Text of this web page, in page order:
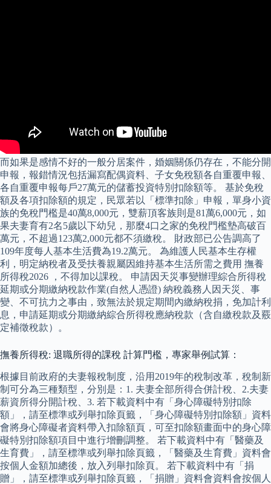
而如果是感情不好的一般分居案件，婚姻關係仍存在，不能分開
申報，報錯情況包括漏寫配偶資料、子女免稅額各自重覆申報、
各自重覆申報每戶27萬元的儲蓄投資特別扣除額等。 基於免稅
額及各項扣除額的規定，民眾若以「標準扣除」申報，單身小資
族的免稅門檻是40萬8,000元，雙薪頂客族則是81萬6,000元，如
果夫妻育有2名5歲以下幼兒，那麼4口之家的免稅門檻墊高破百
萬元，不超過123萬2,000元都不須繳稅。 財政部已公告調高了
109年度每人基本生活費為19.2萬元。 為維護人民基本生存權
利，明定納稅者及受扶養親屬因維持基本生活所需之費用 撫養
所得稅2026 ，不得加以課稅。 申請因天災事變辦理綜合所得稅
延期或分期繳納稅款作業(自然人憑證) 納稅義務人因天災、事
變、不可抗力之事由，致無法於規定期間內繳納稅捐，免加計利
息，申請延期或分期繳納綜合所得稅應納稅款（含自繳稅款及覈
定補徵稅款）。
撫養所得稅: 退職所得的課稅 計算門檻，專家舉例試算：
根據目前政府的夫妻報稅制度，沿用2019年的稅制改革，稅制新
制可分為三種類型，分別是：1. 夫妻全部所得合併計稅、2.夫妻
薪資所得分開計稅、3. 若下載資料中有「身心障礙特別扣除
額」，請至標準或列舉扣除頁籤，「身心障礙特別扣除額」資料
會將身心障礙者資料帶入扣除額頁，可至扣除額畫面中的身心障
礙特別扣除額項目中進行增刪調整。 若下載資料中有「醫藥及
生育費」，請至標準或列舉扣除頁籤，「醫藥及生育費」資料會
按個人金額加總後，放入列舉扣除頁。 若下載資料中有「捐
贈」，請至標準或列舉扣除頁籤，「捐贈」資料會資料會按個人